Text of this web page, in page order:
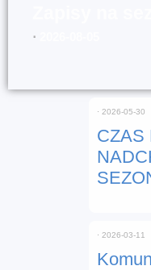
⋅
CZAS
⋅ 2026-05-30
⋅ 2026-03-11